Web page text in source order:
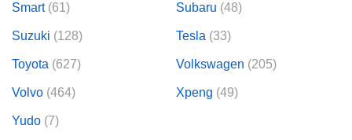
Smart(61) Subaru (48)
Suzuki (128) Tesla (33)
Toyota (627) Volkswagen (205)
Volvo (464) Xpeng (49)
Yudo (7)